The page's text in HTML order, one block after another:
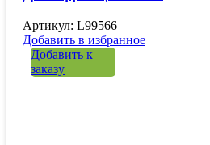
Артикул: L99566
Добавить в избранное
Добавить к
заказу